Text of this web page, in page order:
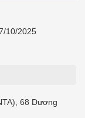
10/2025
68 Dương